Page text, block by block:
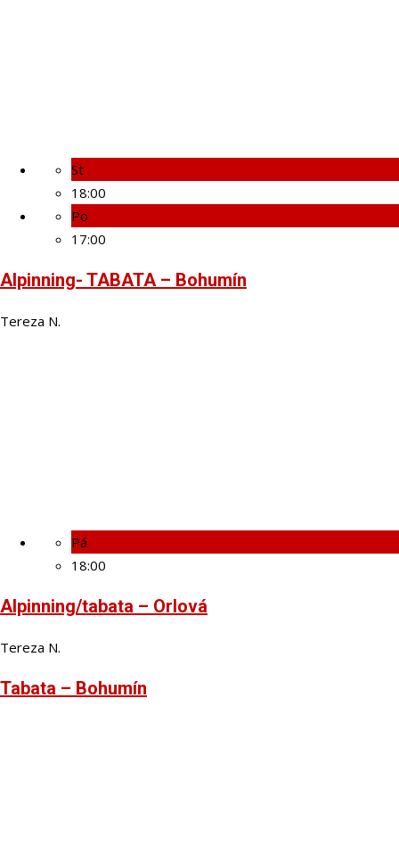
St
18:00
Po
17:00
Alpinning- TABATA – Bohumín
Tereza N.
Pá
18:00
Alpinning/tabata – Orlová
Tereza N.
Tabata – Bohumín